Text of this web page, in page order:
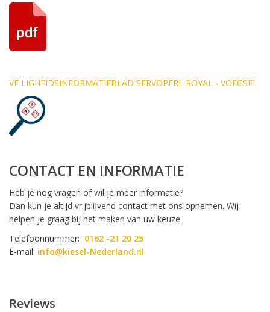
VEILIGHEIDSINFORMATIEBLAD SERVOPERL ROYAL - VOEGSEL
CONTACT EN INFORMATIE
Heb je nog vragen of wil je meer informatie?
Dan kun je altijd vrijblijvend contact met ons opnemen. Wij
helpen je graag bij het maken van uw keuze.
Telefoonnummer: 0162 -21 20 25
E-mail: info@kiesel-Nederland.nl
Reviews